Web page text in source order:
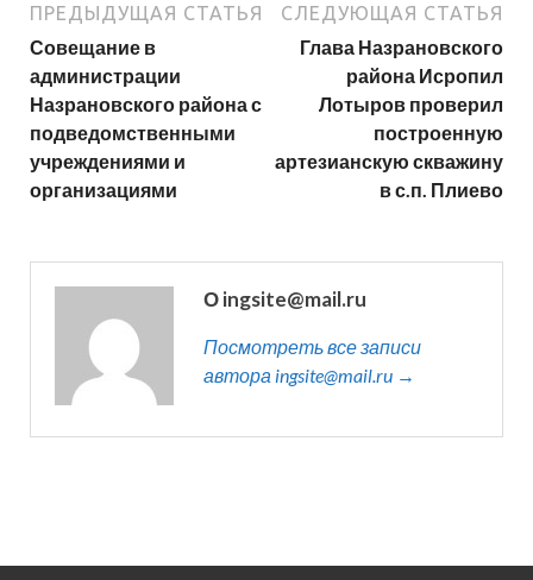
ПРЕДЫДУЩАЯ СТАТЬЯ
Совещание в
администрации
Назрановского района с
подведомственными
учреждениями и
организациями
СЛЕДУЮЩАЯ СТАТЬЯ
Глава Назрановского
района Исропил
Лотыров проверил
построенную
артезианскую скважину
в с.п. Плиево
О ingsite@mail.ru
Посмотреть все записи
автора ingsite@mail.ru →